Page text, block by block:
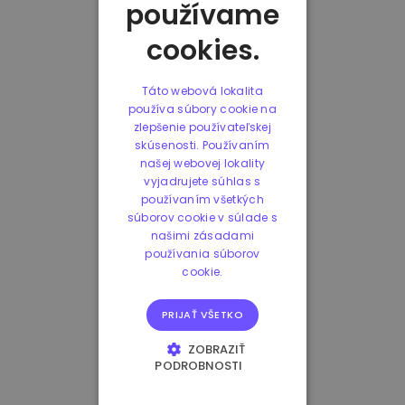
používame
cookies.
Táto webová lokalita
používa súbory cookie na
zlepšenie používateľskej
skúsenosti. Používaním
našej webovej lokality
vyjadrujete súhlas s
používaním všetkých
súborov cookie v súlade s
našimi zásadami
používania súborov
cookie.
PRIJAŤ VŠETKO
ZOBRAZIŤ
PODROBNOSTI